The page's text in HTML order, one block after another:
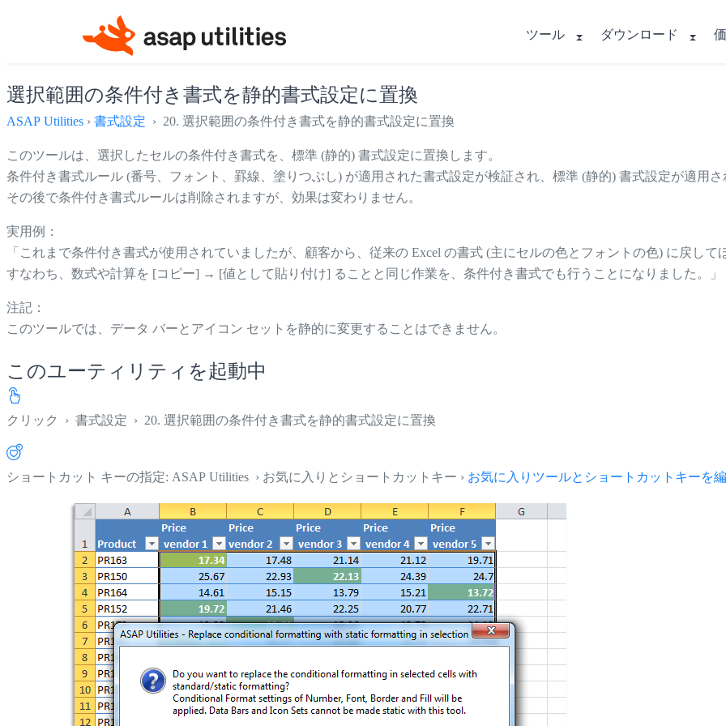
ツール ダウンロード
選択範囲の条件付き書式を静的書式設定に置換
ASAP Utilities › 書式設定 › 20. 選択範囲の条件付き書式を静的書式設定に置換
このツールは、選択したセルの条件付き書式を、標準 (静的) 書式設定に置換します。
条件付き書式ルール (番号、フォント、罫線、塗りつぶし) が適用された書式設定が検証され、標準 (静的) 書式設定が適用
その後で条件付き書式ルールは削除されますが、効果は変わりません。
実用例：
「これまで条件付き書式が使用されていましたが、顧客から、従来の Excel の書式 (主にセルの色とフォントの色) に戻し
すなわち、数式や計算を [コピー] → [値として貼り付け] ることと同じ作業を、条件付き書式でも行うことになりました。」
注記：
このツールでは、データ バーとアイコン セットを静的に変更することはできません。
このユーティリティを起動中
クリック › 書式設定 › 20. 選択範囲の条件付き書式を静的書式設定に置換
ショートカット キーの指定: ASAP Utilities › お気に入りとショートカットキー › お気に入りツールとショートカットキーを